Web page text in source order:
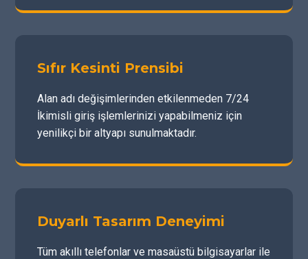
Sıfır Kesinti Prensibi
Alan adı değişimlerinden etkilenmeden 7/24
İkimisli giriş işlemlerinizi yapabilmeniz için
yenilikçi bir altyapı sunulmaktadır.
Duyarlı Tasarım Deneyimi
Tüm akıllı telefonlar ve masaüstü bilgisayarlar ile